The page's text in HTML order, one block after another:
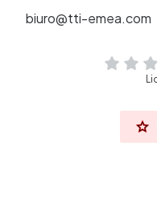
biuro@tti-emea.com